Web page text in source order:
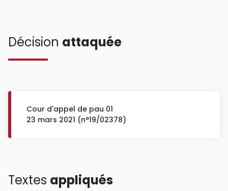
Décision attaquée
Cour d'appel de pau 01
23 mars 2021 (n°19/02378)
Textes appliqués